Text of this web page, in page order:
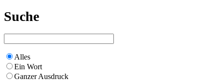
Suche
Alles
Ein Wort
Ganzer Ausdruck